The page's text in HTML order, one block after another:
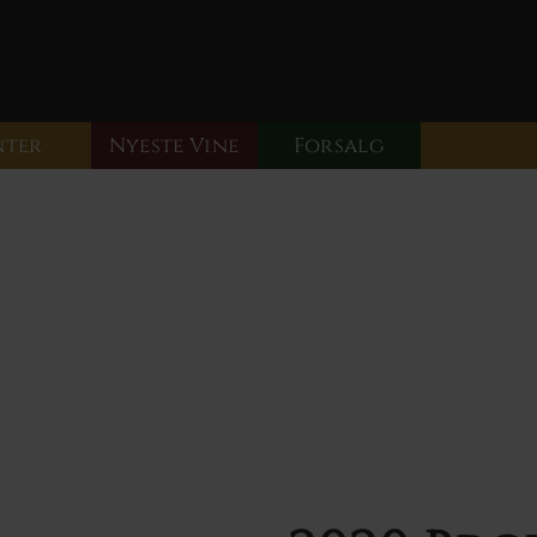
Nyeste Vine Forsalg